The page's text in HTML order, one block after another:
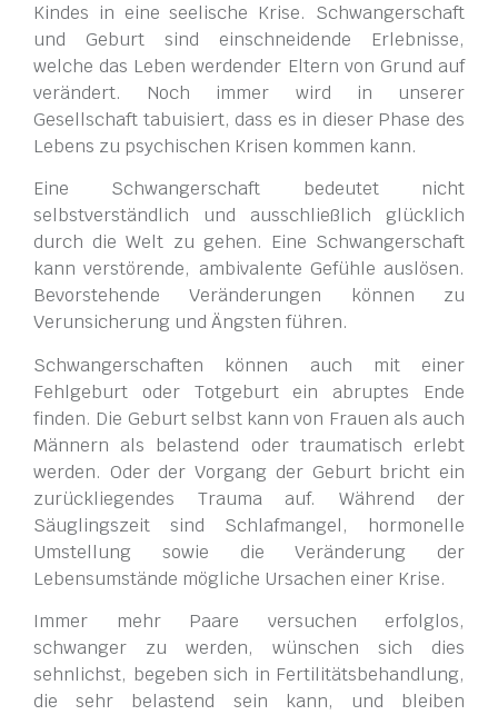
Kindes in eine seelische Krise. Schwangerschaft
und Geburt sind einschneidende Erlebnisse,
welche das Leben werdender Eltern von Grund auf
verändert. Noch immer wird in unserer
Gesellschaft tabuisiert, dass es in dieser Phase des
Lebens zu psychischen Krisen kommen kann.
Eine Schwangerschaft bedeutet nicht
selbstverständlich und ausschließlich glücklich
durch die Welt zu gehen. Eine Schwangerschaft
kann verstörende, ambivalente Gefühle auslösen.
Bevorstehende Veränderungen können zu
Verunsicherung und Ängsten führen.
Schwangerschaften können auch mit einer
Fehlgeburt oder Totgeburt ein abruptes Ende
finden. Die Geburt selbst kann von Frauen als auch
Männern als belastend oder traumatisch erlebt
werden. Oder der Vorgang der Geburt bricht ein
zurückliegendes Trauma auf. Während der
Säuglingszeit sind Schlafmangel, hormonelle
Umstellung sowie die Veränderung der
Lebensumstände mögliche Ursachen einer Krise.
Immer mehr Paare versuchen erfolglos,
schwanger zu werden, wünschen sich dies
sehnlichst, begeben sich in Fertilitätsbehandlung,
die sehr belastend sein kann, und bleiben